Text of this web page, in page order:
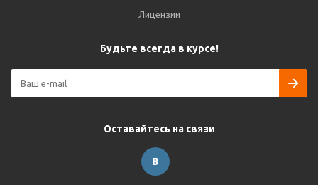
Лицензии
Будьте всегда в курсе!
Оставайтесь на связи